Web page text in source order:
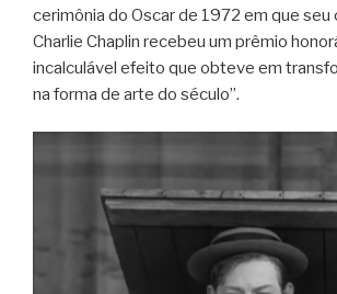
cerimônia do Oscar de 1972 em que seu
Charlie Chaplin recebeu um prêmio
incalculável efeito que obteve em
na forma de arte do século”.